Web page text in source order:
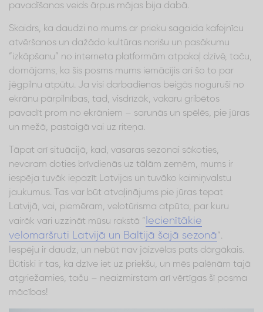
pavadīšanas veids ārpus mājas bija dabā.
Skaidrs, ka daudzi no mums ar prieku sagaida kafejnīcu
atvēršanos un dažādo kultūras norišu un pasākumu
“izkāpšanu” no interneta platformām atpakaļ dzīvē, taču,
domājams, ka šis posms mums iemācījis arī šo to par
jēgpilnu atpūtu. Ja visi darbadienas beigās noguruši no
ekrānu pārpilnības, tad, visdrīzāk, vakaru gribētos
pavadīt prom no ekrāniem – sarunās un spēlēs, pie jūras
un mežā, pastaigā vai uz riteņa.
Tāpat arī situācijā, kad, vasaras sezonai sākoties,
nevaram doties brīvdienās uz tālām zemēm, mums ir
iespēja tuvāk iepazīt Latvijas un tuvāko kaimiņvalstu
jaukumus. Tas var būt atvaļinājums pie jūras tepat
Latvijā, vai, piemēram, velotūrisma atpūta, par kuru
vairāk vari uzzināt mūsu rakstā “ Iecienītākie
velomaršruti Latvijā un Baltijā šajā sezonā”.
Iespēju ir daudz, un nebūt nav jāizvēlas pats dārgākais.
Būtiski ir tas, ka dzīve iet uz priekšu, un mēs palēnām tajā
atgriežamies, taču – neaizmirstam arī vērtīgas šī posma
mācības!